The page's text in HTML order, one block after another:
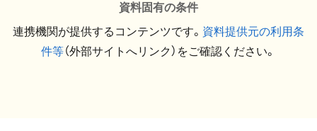
資料固有の条件
連携機関が提供するコンテンツです。 資料提供元の利用条
件等（外部サイトへリンク）をご確認ください。